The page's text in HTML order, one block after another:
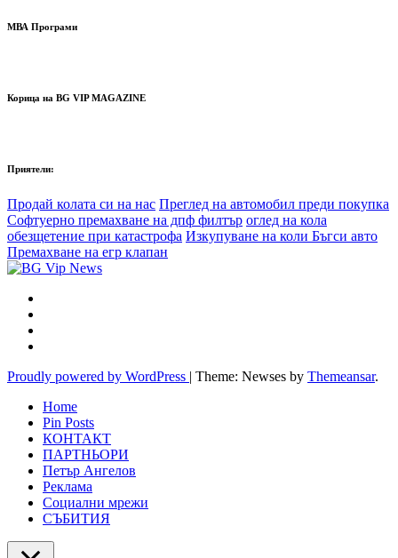
МВА Програми
Корица на BG VIP MAGAZINE
Приятели:
Продай колата си на нас Преглед на автомобил преди покупка
Софтуерно премахване на дпф филтър оглед на кола
обезщетение при катастрофа Изкупуване на коли Бъгси авто
Премахване на егр клапан
Proudly powered by WordPress | Theme: Newses by Themeansar.
Home
Pin Posts
КОНТАКТ
ПАРТНЬОРИ
Петър Ангелов
Реклама
Социални мрежи
СЪБИТИЯ